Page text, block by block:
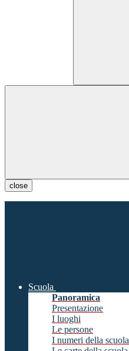
close
Scuola
Panoramica
Presentazione
I luoghi
Le persone
I numeri della scuola